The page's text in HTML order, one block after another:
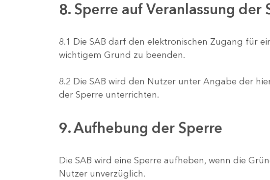
8. Sperre auf Veranlassung der
8.1 Die SAB darf den elektronischen Zugang für
wichtigem Grund zu beenden.
8.2 Die SAB wird den Nutzer unter Angabe der
der Sperre unterrichten.
9. Aufhebung der Sperre
Die SAB wird eine Sperre aufheben, wenn die
Nutzer unverzüglich.